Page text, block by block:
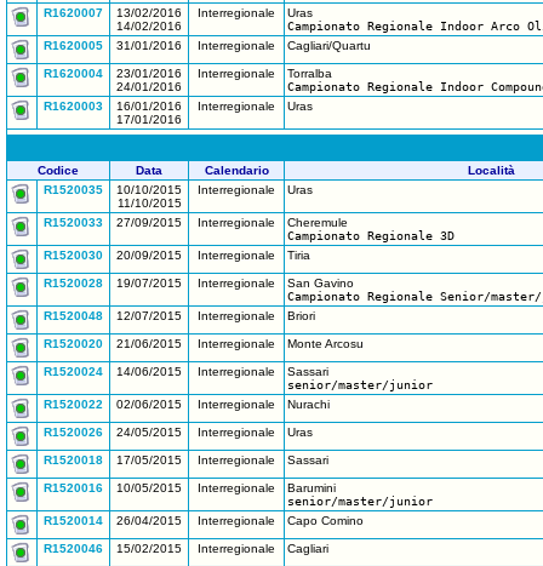
R1620007
13/02/2016
14/02/2016
Interregionale
Uras
Campionato Regionale Indoor Arco
R1620005
31/01/2016 Interregionale Cagliari/Quartu
R1620004
23/01/2016
24/01/2016
Interregionale
Torralba
Campionato Regionale Indoor
R1620003
16/01/2016
17/01/2016
Interregionale Uras
Codice Data Calendario
Località
R1520035
10/10/2015
11/10/2015
Interregionale Uras
R1520033 27/09/2015 Interregionale
Cheremule
Campionato Regionale 3D
R1520030
20/09/2015 Interregionale Tiria
R1520028 19/07/2015 Interregionale
San Gavino
Campionato Regionale Senior/
R1520048
12/07/2015 Interregionale Briori
R1520020 21/06/2015 Interregionale Monte Arcosu
R1520024 14/06/2015 Interregionale
Sassari
senior/master/junior
R1520022
02/06/2015 Interregionale Nurachi
R1520026 24/05/2015 Interregionale Uras
R1520018 17/05/2015 Interregionale Sassari
R1520016 10/05/2015 Interregionale
Barumini
senior/master/junior
R1520014
26/04/2015 Interregionale Capo Comino
R1520046 15/02/2015 Interregionale Cagliari